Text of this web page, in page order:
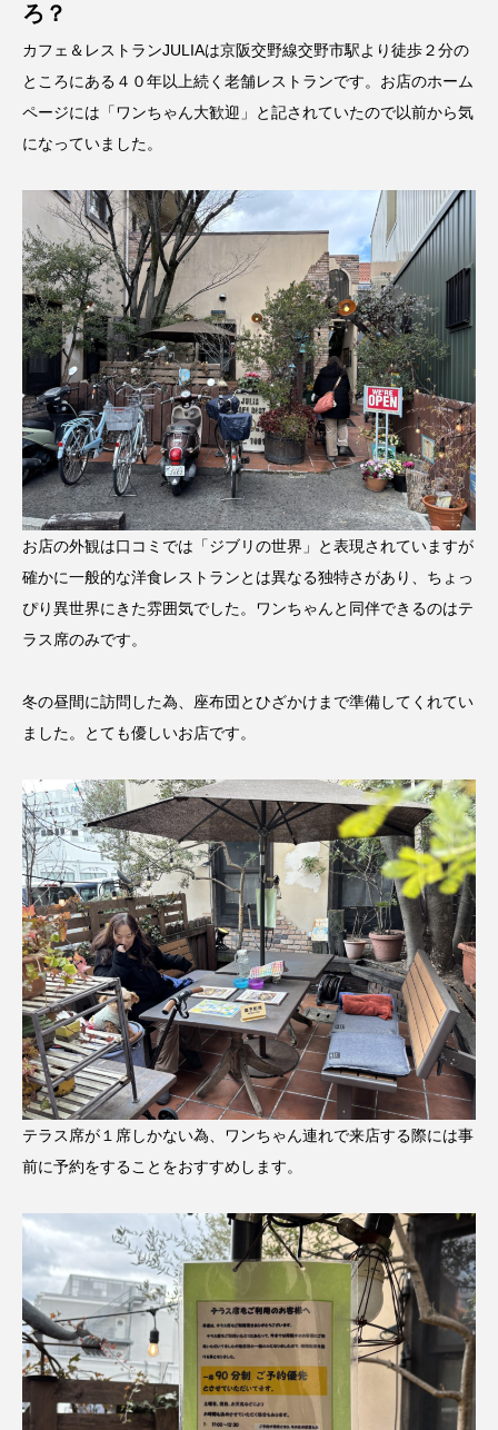
ろ？
カフェ＆レストランJULIAは京阪交野線交野市駅より徒歩２分の
ところにある４０年以上続く老舗レストランです。お店のホーム
ページには「ワンちゃん大歓迎」と記されていたので以前から気
になっていました。
お店の外観は口コミでは「ジブリの世界」と表現されていますが
確かに一般的な洋食レストランとは異なる独特さがあり、ちょっ
ぴり異世界にきた雰囲気でした。ワンちゃんと同伴できるのはテ
ラス席のみです。
冬の昼間に訪問した為、座布団とひざかけまで準備してくれてい
ました。とても優しいお店です。
テラス席が１席しかない為、ワンちゃん連れで来店する際には事
前に予約をすることをおすすめします。